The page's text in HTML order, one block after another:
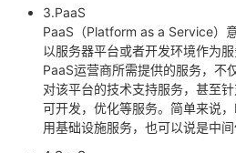
博
客
的
论
坛
我
的
圈
我
的
我
的
我
我
的
技
我
的
3.PaaS
PaaS（Platform as a Service）
以服务器平台或者开发环境作为
PaaS运营商所需提供的服务，不
对该平台的技术支持服务，甚至
可开发，优化等服务。简单来说
用基础设施服务，也可以说是中